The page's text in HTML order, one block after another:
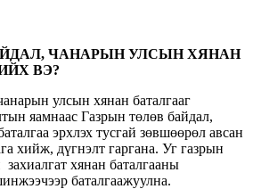
ЧАНАРЫН УЛСЫН ХЯНАН
ВЭ?
улсын хянан баталгааг
яамнаас Газрын төлөв байдал,
эрхлэх тусгай зөвшөөрөл авсан
хийж, дүгнэлт гаргана. Уг газрын
хянан баталгааны
баталгаажуулна.